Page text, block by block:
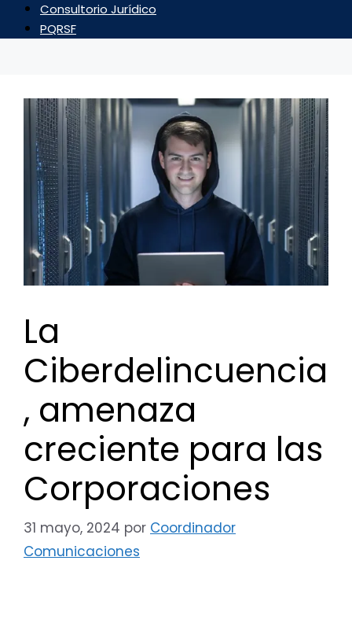
Consultorio Jurídico
PQRSF
La
Ciberdelincuencia
, amenaza
creciente para las
Corporaciones
31 mayo, 2024 por Coordinador
Comunicaciones